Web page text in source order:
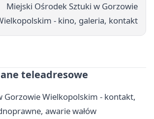
Miejski Ośrodek Sztuki w Gorzowie
- kino, galeria, kontakt
teleadresowe
Gorzowie Wielkopolskim - kontakt,
awarie wałów